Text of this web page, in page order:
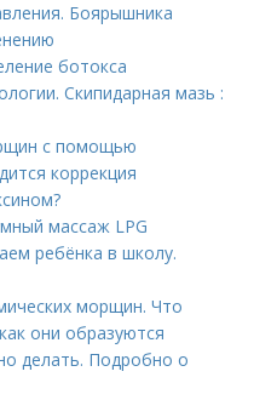
Боярышника
ботокса
Скипидарная мазь :
с помощью
коррекция
массаж LPG
ребёнка в школу.
морщин. Что
они образуются
делать. Подробно о